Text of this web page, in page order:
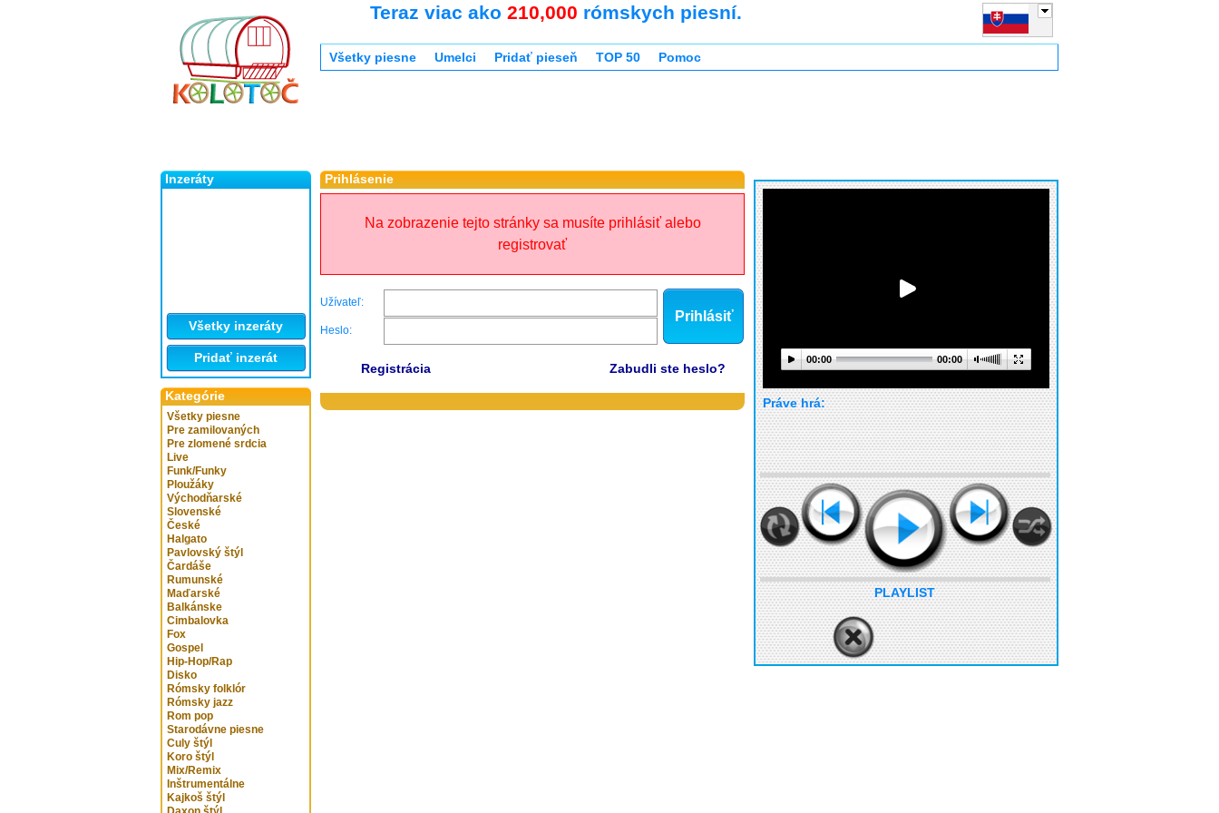
Inzeráty
Všetky inzeráty
Pridať inzerát
Kategórie
Všetky piesne
Pre zamilovaných
Pre zlomené srdcia
Live
Funk/Funky
Ploužáky
Východňarské
Slovenské
České
Halgato
Pavlovský štýl
Čardáše
Rumunské
Maďarské
Balkánske
Cimbalovka
Fox
Gospel
Hip-Hop/Rap
Disko
Rómsky folklór
Rómsky jazz
Rom pop
Starodávne piesne
Culy štýl
Koro štýl
Mix/Remix
Inštrumentálne
Kajkoš štýl
Teraz viac ako 210,000 rómskych piesní.
Všetky piesne Umelci Pridať pieseň TOP 50 Pomoc
Prihlásenie
Na zobrazenie tejto stránky sa musíte prihlásiť alebo
registrovať
Užívateľ:
Heslo:
Prihlásiť
Registrácia Zabudli ste heslo?
00:00 00:00
Práve hrá:
PLAYLIST